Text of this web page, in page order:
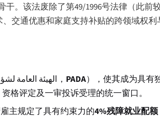
。该法废除了第49/1996号法律（此
交通优惠和家庭支持补贴的跨领域权
الهيئة العامة ， PADA），使其成为具有
格评定及一审投诉受理的统一窗口。
主规定了具有约束力的4%残障就业配额